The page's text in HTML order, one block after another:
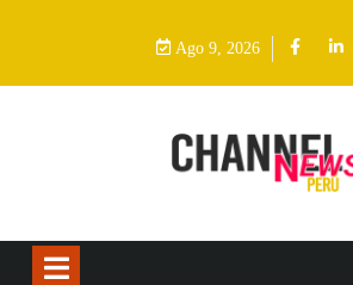
Ago 9, 2026